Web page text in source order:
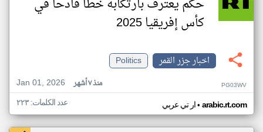
حكم يعترف بارتكابه خطأ فادحا في
كأس إفريقيا 2025
اخبار جزر القمر
Politics
Jan 01, 2026
منذ ٧ أشهر PG03WV
ار تي عربي• arabic.rt.com عدد الكلمات: ٢٢٣